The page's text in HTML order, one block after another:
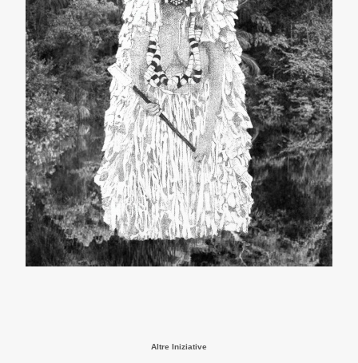
Altre Iniziative